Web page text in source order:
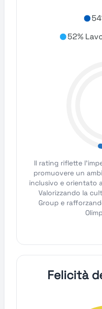
52%
Il rating riflette
promuovere un
inclusivo e orientato
Valorizzando la
Group e
Felicità